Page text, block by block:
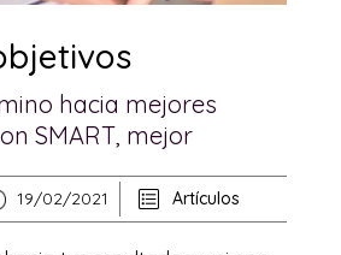
hacia mejores
SMART, mejor
19/02/2021 Artículos